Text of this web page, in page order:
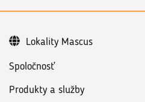
Spoločnosť
Produkty a služby
Lokality Mascus